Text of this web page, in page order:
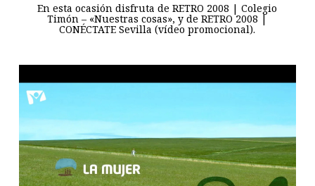
En esta ocasión disfruta de RETRO 2008 | Colegio
Timón – «Nuestras cosas», y de RETRO 2008 |
CONÉCTATE Sevilla (vídeo promocional).